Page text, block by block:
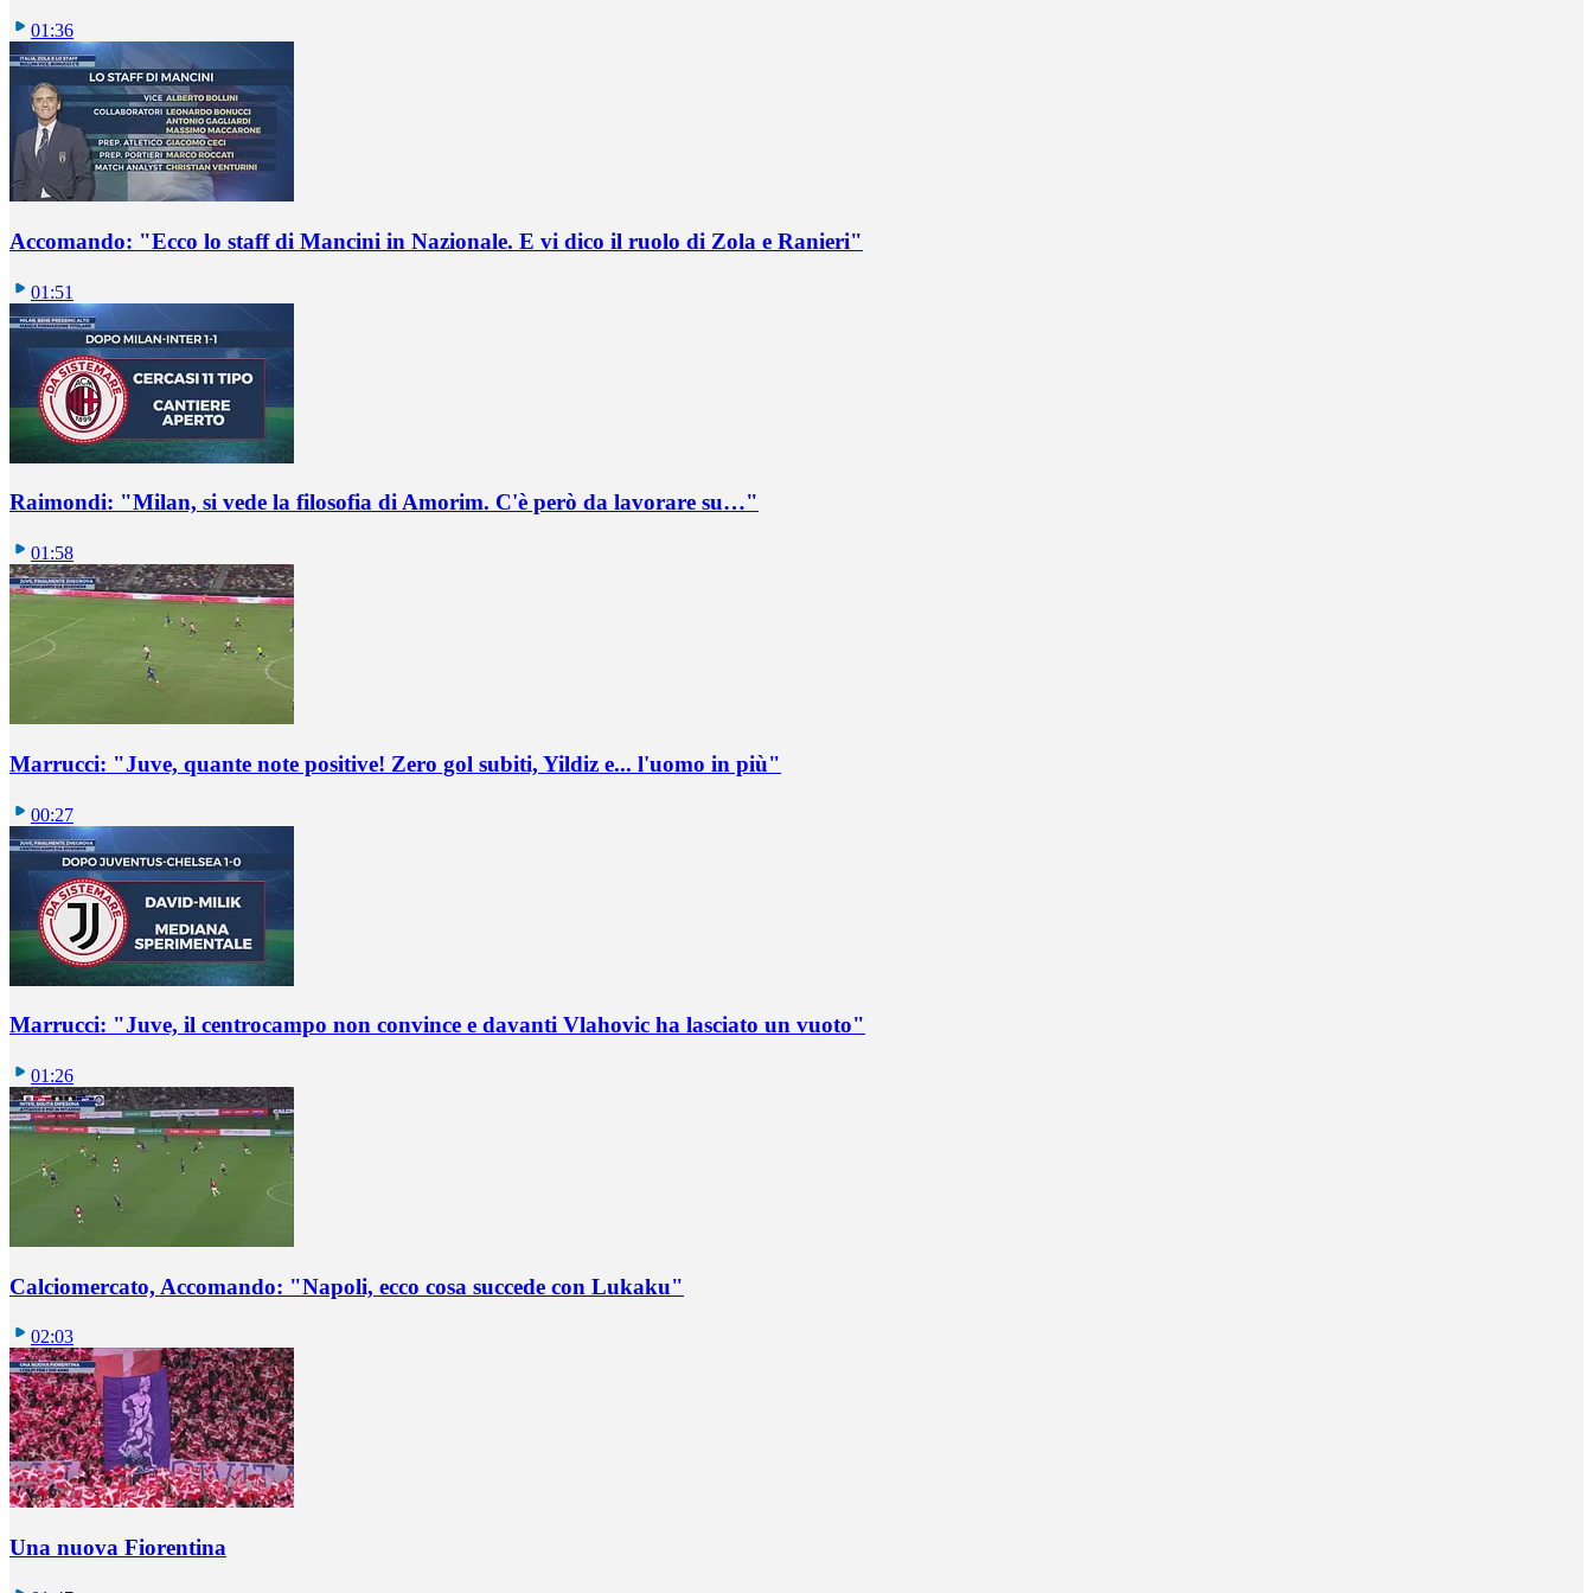
01:36
Accomando: "Ecco lo staff di Mancini in Nazionale. E vi dico il ruolo di Zola e Ranieri"
01:51
Raimondi: "Milan, si vede la filosofia di Amorim. C'è però da lavorare su…"
01:58
Marrucci: "Juve, quante note positive! Zero gol subiti, Yildiz e... l'uomo in più"
00:27
Marrucci: "Juve, il centrocampo non convince e davanti Vlahovic ha lasciato un vuoto"
01:26
Calciomercato, Accomando: "Napoli, ecco cosa succede con Lukaku"
02:03
Una nuova Fiorentina